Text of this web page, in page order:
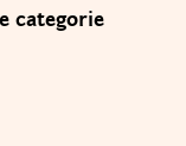
categorie